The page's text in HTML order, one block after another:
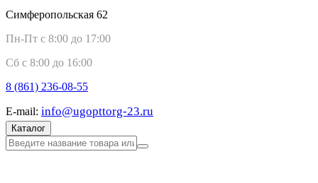
Симферопольская 62
Пн-Пт с 8:00 до 17:00
Сб с 8:00 до 16:00
8 (861) 236-08-55
E-mail: info@ugopttorg-23.ru
Каталог